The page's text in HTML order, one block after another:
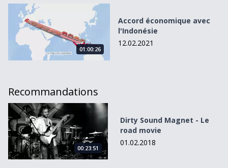
Accord économique avec l&#039;Indonésie
01:00:26
Accord économique avec
l'Indonésie
12.02.2021
Recommandations
Dirty Sound Magnet - Le road movie
00:23:51
Dirty Sound Magnet - Le
road movie
01.02.2018